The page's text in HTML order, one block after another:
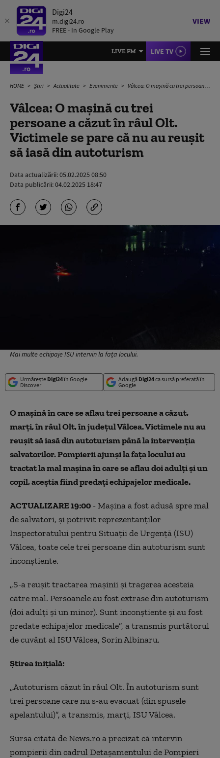
Digi24
m.digi24.ro
FREE - In Google Play
VIEW
LIVE FM LIVE TV
HOME Știri Actualitate Evenimente Vâlcea: O maşină cu trei persoane a căzut în râul Olt. Victimele se pare că nu au reuşit să iasă din autoturism
Vâlcea: O maşină cu trei
persoane a căzut în râul Olt.
Victimele se pare că nu au reuşit
să iasă din autoturism
Data actualizării:05.02.2025 08:50
Data publicării:04.02.2025 18:47
Mai multe echipaje ISU intervin la faţa locului.
Urmărește Digi24în Google
Discover
Adaugă Digi24ca sursă preferată în
Google
O maşină în care se aflau trei persoane a căzut,
marţi, în râul Olt, în judeţul Vâlcea. Victimele nu au
reușit să iasă din autoturism până la intervenția
salvatorilor. Pompierii ajunși la fața locului au
tractat la mal maşina în care se aflau doi adulţi şi un
copil, aceştia fiind predaţi echipajelor medicale.
ACTUALIZARE 19:00 - Mașina a fost adusă spre mal
de salvatori, și potrivit reprezentanţilor
Inspectoratului pentru Situaţii de Urgenţă (ISU)
Vâlcea, toate cele trei persoane din autoturism sunt
inconştiente.
„S-a reuşit tractarea maşinii şi tragerea acesteia
către mal. Persoanele au fost extrase din autoturism
(doi adulţi şi un minor). Sunt inconştiente şi au fost
predate echipajelor medicale”, a transmis purtătorul
de cuvânt al ISU Vâlcea, Sorin Albinaru.
Știrea inițială:
„Autoturism căzut în râul Olt. În autoturism sunt
trei persoane care nu s-au evacuat (din spusele
apelantului)”, a transmis, marţi, ISU Vâlcea.
Sursa citată de News.ro a precizat că intervin
pompierii din cadrul Detaşamentului de Pompieri